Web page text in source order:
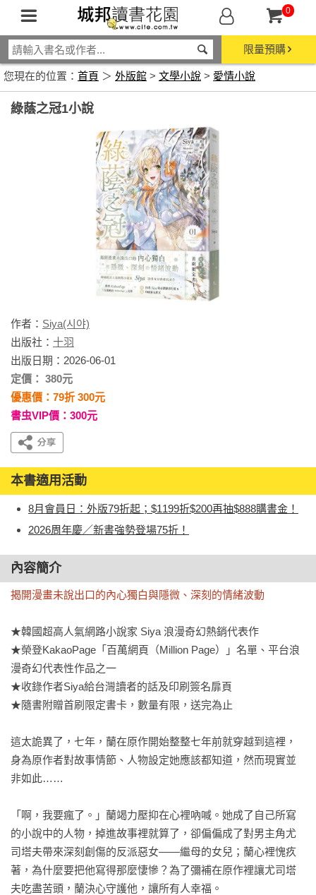
0
限量預購
您現在的位置： 首頁 ＞ 外版館 > 文學小說 > 愛情小說
綠蔭之冠1小說
作者： Siya(시야)
出版社： 十羽
出版日期：2026-06-01
定價： 380元
優惠價：79折 300元
書虫VIP價：300元
本書適用活動
8月會員日：外版79折起；$1199折$200再抽$888購書金！
2026周年慶／新書強勢登場75折！
內容簡介
揭開漫畫未說出口的內心獨白與隱微、深刻的情緒波動
★韓國超高人氣網路小說家 Siya 浪漫奇幻熱銷代表作
★榮登KakaoPage「百萬網頁（Million Page）」名單、平台浪
漫奇幻代表性作品之一
★收錄作者Siya給台灣讀者的話及印刷簽名扉頁
★隨書附贈首刷限定書卡，數量有限，送完為止
這太詭異了，七年，蘭在原作開始整整七年前就穿越到這裡，
身為原作者對故事情節、人物設定她應該都知道，然而現實並
非如此……
「啊，我要瘋了。」蘭竭力壓抑在心裡吶喊。她成了自己所寫
的小說中的人物，掉進故事裡就算了，卻偏偏成了對男主角尤
司塔夫帶來深刻創傷的反派惡女——繼母的女兒；蘭心裡愧疚
著，為什麼要把他寫得那麼悽慘？為了彌補在原作裡讓尤司塔
夫吃盡苦頭，蘭決心守護他，讓所有人幸福。